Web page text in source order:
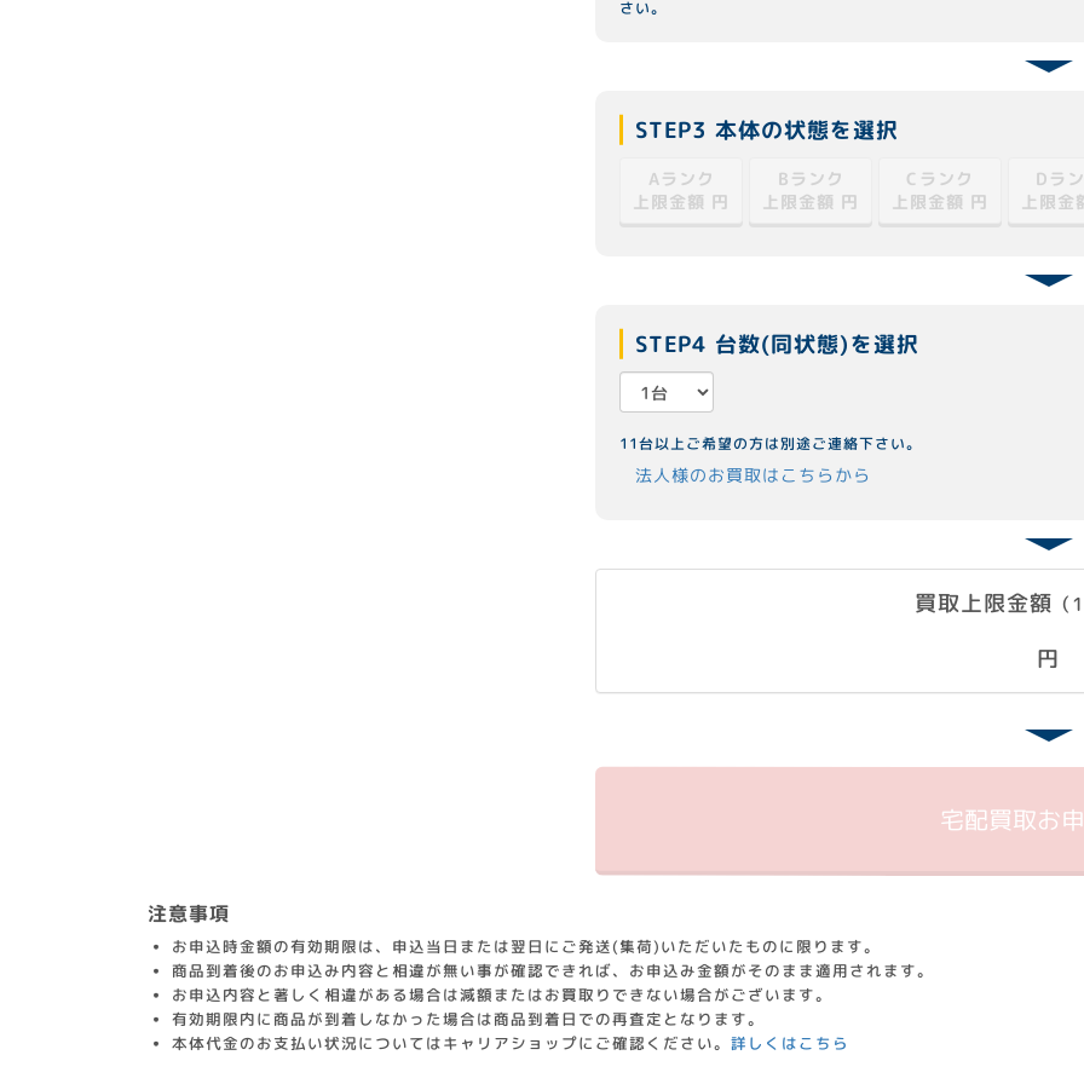
さい。
STEP3 本体の状態を選択
Aランク
上限金額 円
Bランク
上限金額 円
Cランク
上限金額 円
Dラ
上限金
STEP4 台数(同状態)を選択
11台以上ご希望の方は別途ご連絡下さい。
法人様のお買取はこちらから
買取上限金額 （
円
宅配買取お
注意事項
お申込時金額の有効期限は、申込当日または翌日にご発送(集荷)いただいたものに限ります。
商品到着後のお申込み内容と相違が無い事が確認できれば、お申込み金額がそのまま適用されます。
お申込内容と著しく相違がある場合は減額またはお買取りできない場合がございます。
有効期限内に商品が到着しなかった場合は商品到着日での再査定となります。
本体代金のお支払い状況についてはキャリアショップにご確認ください。詳しくはこちら